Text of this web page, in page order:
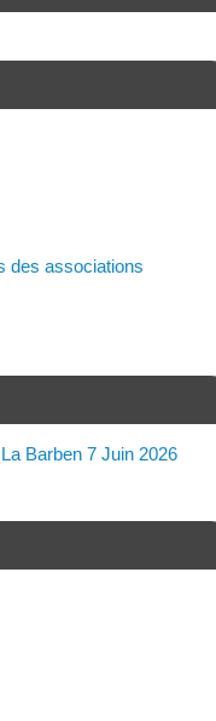
des associations
Barben 7 Juin 2026